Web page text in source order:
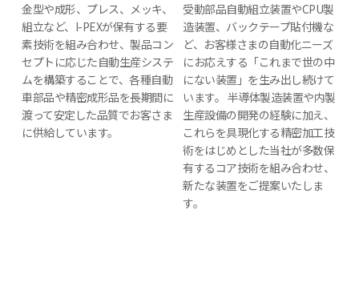
金型や成形、プレス、メッキ、
組立など、I-PEXが保有する要
素技術を組み合わせ、製品コン
セプトに応じた自動生産システ
ムを構築することで、各種自動
車部品や精密成形品を長期間に
渡って安定した品質でお客さま
に供給しています。
受動部品自動組立装置やCPU製
造装置、バックテープ貼付機な
ど、お客様さまの自動化ニーズ
にお応えする「これまで世の中
にない装置」を生み出し続けて
います。 半導体製造装置や内製
生産設備の開発の経験に加え、
これらを具現化する精密加工技
術をはじめとした当社が多数保
有するコア技術を組み合わせ、
新たな装置をご提案いたしま
す。